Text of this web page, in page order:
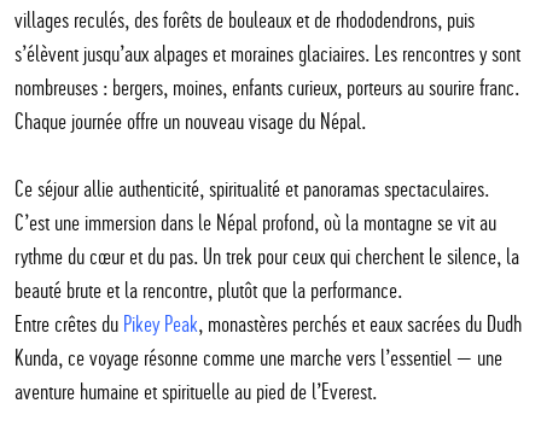
villages reculés, des forêts de bouleaux et de rhododendrons, puis
s’élèvent jusqu’aux alpages et moraines glaciaires. Les rencontres y sont
nombreuses : bergers, moines, enfants curieux, porteurs au sourire franc.
Chaque journée offre un nouveau visage du Népal.
Ce séjour allie authenticité, spiritualité et panoramas spectaculaires.
C’est une immersion dans le Népal profond, où la montagne se vit au
rythme du cœur et du pas. Un trek pour ceux qui cherchent le silence, la
beauté brute et la rencontre, plutôt que la performance.
Entre crêtes du Pikey Peak, monastères perchés et eaux sacrées du Dudh
Kunda, ce voyage résonne comme une marche vers l’essentiel — une
aventure humaine et spirituelle au pied de l’Everest.